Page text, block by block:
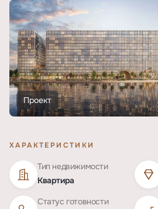
Проект
ХАРАКТЕРИСТИКИ
Тип недвижимости
Квартира
Статус готовности